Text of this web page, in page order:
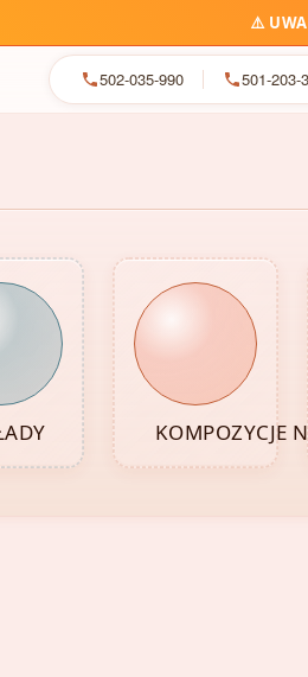
⚠️
502-035-990 501-203-
KOMPOZYCJE